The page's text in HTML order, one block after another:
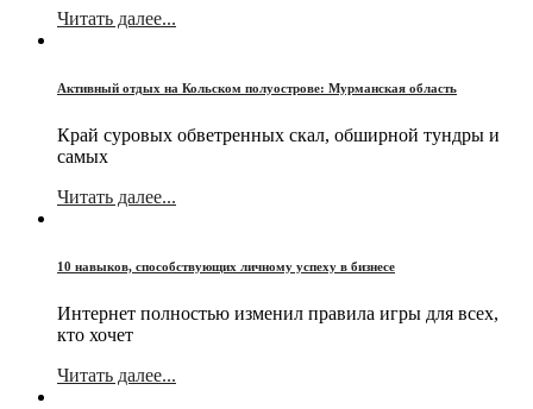
Читать далее...
Активный отдых на Кольском полуострове: Мурманская область
Край суровых обветренных скал, обширной тундры и
самых
Читать далее...
10 навыков, способствующих личному успеху в бизнесе
Интернет полностью изменил правила игры для всех,
кто хочет
Читать далее...